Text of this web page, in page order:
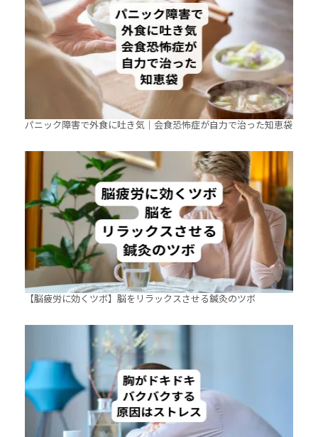
パニック障害で外食に吐き気｜会食恐怖症が自力で治った知恵袋
【脳疲労に効くツボ】脳をリラックスさせる鍼灸のツボ